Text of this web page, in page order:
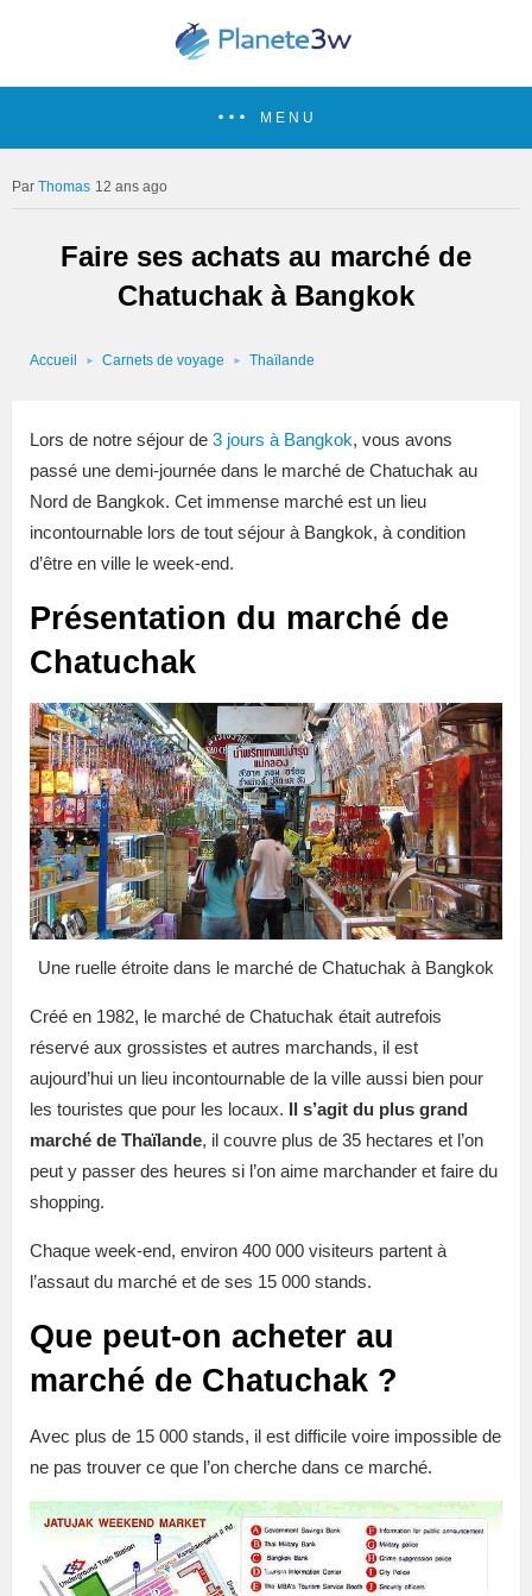
MENU
Thomas 12 ans ago
Faire ses achats au marché de
Chatuchak à Bangkok
Accueil Carnets de voyage Thaïlande
Lors de notre séjour de 3 jours à Bangkok, vous avons
passé une demi-journée dans le marché de Chatuchak au
Nord de Bangkok. Cet immense marché est un lieu
incontournable lors de tout séjour à Bangkok, à condition
d’être en ville le week-end.
Présentation du marché de
Chatuchak
Une ruelle étroite dans le marché de Chatuchak à Bangkok
Créé en 1982, le marché de Chatuchak était autrefois
réservé aux grossistes et autres marchands, il est
aujourd’hui un lieu incontournable de la ville aussi bien pour
les touristes que pour les locaux. Il s’agit du plus grand
marché de Thaïlande, il couvre plus de 35 hectares et l’on
peut y passer des heures si l’on aime marchander et faire du
shopping.
Chaque week-end, environ 400 000 visiteurs partent à
l’assaut du marché et de ses 15 000 stands.
Que peut-on acheter au
marché de Chatuchak ?
Avec plus de 15 000 stands, il est difficile voire impossible de
ne pas trouver ce que l’on cherche dans ce marché.